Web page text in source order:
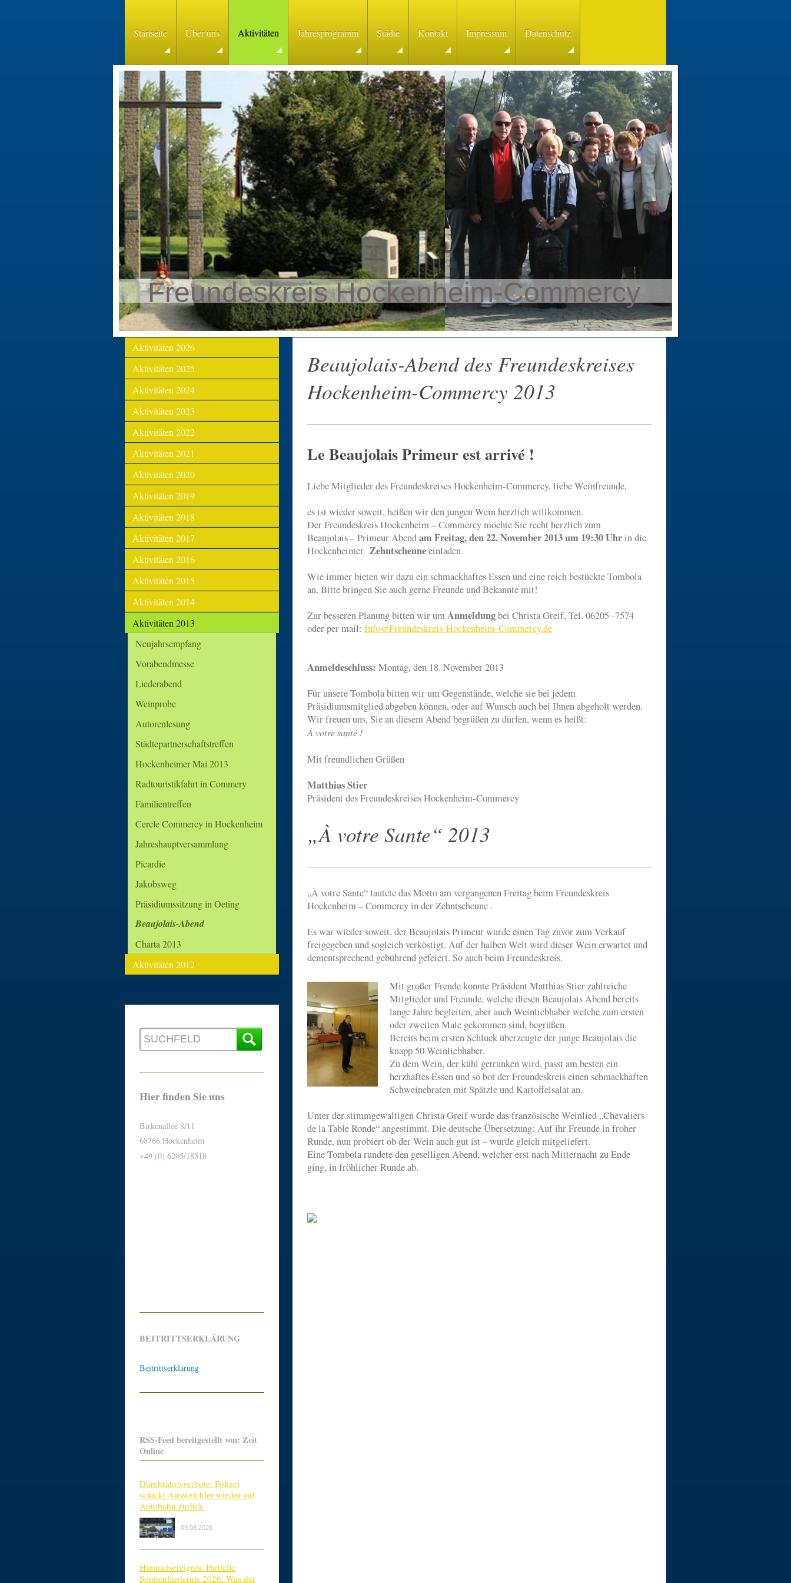
Startseite Über uns Aktivitäten Jahresprogramm Städte Kontakt Impressum Datenschutz
Freundeskreis Hockenheim-Commercy
Beaujolais-Abend des Freundeskreises
Hockenheim-Commercy 2013
Le Beaujolais Primeur est arrivé !
Liebe Mitglieder des Freundeskreises Hockenheim-Commercy, liebe Weinfreunde,
es ist wieder soweit, heißen wir den jungen Wein herzlich willkommen.
Der Freundeskreis Hockenheim – Commercy möchte Sie recht herzlich zum
Beaujolais – Primeur Abendam Freitag, den 22. November 2013 um 19:30 Uhrin die
HockenheimerZehntscheuneeinladen.
Wie immer bieten wir dazu ein schmackhaftes Essen und eine reich bestückte Tombola
an. Bitte bringen Sie auch gerne Freunde und Bekannte mit!
Zur besseren Planung bitten wir umAnmeldungbei Christa Greif, Tel. 06205 -7574
oder per mail:Info@Freundeskreis-Hockenheim-Commercy.de
Anmeldeschluss: Montag, den 18. November 2013
Für unsere Tombola bitten wir um Gegenstände, welche sie bei jedem
Präsidiumsmitglied abgeben können, oder auf Wunsch auch bei Ihnen abgeholt werden.
Wir freuen uns, Sie an diesem Abend begrüßen zu dürfen, wenn es heißt:
À votre santé !
Mit freundlichen Grüßen
Matthias Stier
Präsident des Freundeskreises Hockenheim-Commercy
„À votre Sante“ 2013
„À votre Sante“ lautete das Motto am vergangenen Freitag beim Freundeskreis
Hockenheim – Commercy in der Zehntscheune .
Es war wieder soweit, der Beaujolais Primeur wurde einen Tag zuvor zum Verkauf
freigegeben und sogleich verköstigt. Auf der halben Welt wird dieser Wein erwartet und
dementsprechend gebührend gefeiert. So auch beim Freundeskreis.
Mit großer Freude konnte Präsident Matthias Stier zahlreiche
Mitglieder und Freunde, welche diesen Beaujolais Abend bereits
lange Jahre begleiten, aber auch Weinliebhaber welche zum ersten
oder zweiten Male gekommen sind, begrüßen.
Bereits beim ersten Schluck überzeugte der junge Beaujolais die
knapp 50 Weinliebhaber.
Zu dem Wein, der kühl getrunken wird, passt am besten ein
herzhaftes Essen und so bot der Freundeskreis einen schmackhaften
Schweinebraten mit Spätzle und Kartoffelsalat an.
Unter der stimmgewaltigen Christa Greif wurde das französische Weinlied „Chevaliers
de la Table Ronde“ angestimmt. Die deutsche Übersetzung: Auf ihr Freunde in froher
Runde, nun probiert ob der Wein auch gut ist – wurde gleich mitgeliefert.
Eine Tombola rundete den geselligen Abend, welcher erst nach Mitternacht zu Ende
ging, in fröhlicher Runde ab.
Aktivitäten 2026
Aktivitäten 2025
Aktivitäten 2024
Aktivitäten 2023
Aktivitäten 2022
Aktivitäten 2021
Aktivitäten 2020
Aktivitäten 2019
Aktivitäten 2018
Aktivitäten 2017
Aktivitäten 2016
Aktivitäten 2015
Aktivitäten 2014
Aktivitäten 2013
Neujahrsempfang
Vorabendmesse
Liederabend
Weinprobe
Autorenlesung
Städtepartnerschaftstreffen
Hockenheimer Mai 2013
Radtouristikfahrt in Commery
Familientreffen
Cercle Commercy in Hockenheim
Jahreshauptversammlung
Picardie
Jakobsweg
Präsidiumssitzung in Oeting
Beaujolais-Abend
Charta 2013
Aktivitäten 2012
Hier finden Sie uns
Birkenallee 8/11
68766 Hockenheim
+49 (0) 6205/18518
BEITRITTSERKLÄRUNG
Beitrittserklärung
RSS-Feed bereitgestellt von: Zeit
Online
Durchfahrtsverbote: Polizei
schickt Ausweichler wieder auf
Autobahn zurück
09.08.2026
Himmelsereignis: Partielle
Sonnenfinsternis 2026: Was der